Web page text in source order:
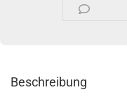
Beschreibung